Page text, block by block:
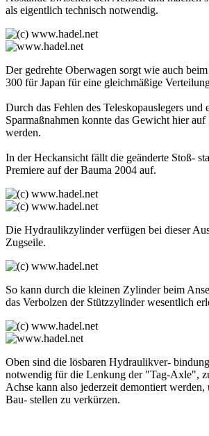
als eigentlich technisch notwendig.
Der gedrehte Oberwagen sorgt wie auch
300 für Japan für eine gleichmäßige
Durch das Fehlen des Teleskopauslegers und
Sparmaßnahmen konnte das Gewicht hier
werden.
In der Heckansicht fällt die geänderte Stoß-
Premiere auf der Bauma 2004 auf.
Die Hydraulikzylinder verfügen bei dieser
Zugseile.
So kann durch die kleinen Zylinder beim
das Verbolzen der Stützzylinder wesentlich
Oben sind die lösbaren Hydraulikver-
notwendig für die Lenkung der "Tag-Axle",
Achse kann also jederzeit demontiert
Bau- stellen zu verkürzen.